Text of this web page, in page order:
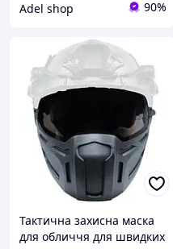
Adel shop 90%
Тактична захисна маска
для обличчя для швидких